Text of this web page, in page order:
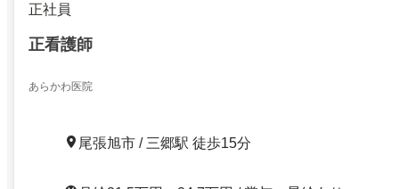
正社員
正看護師
あらかわ医院
尾張旭市 / 三郷駅 徒歩15分